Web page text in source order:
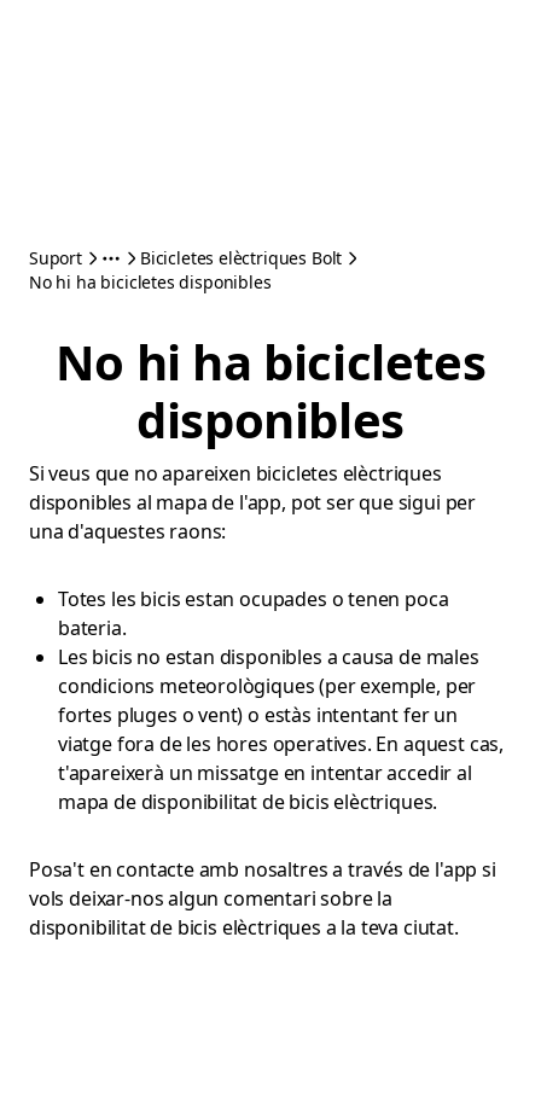
Suport
Bicicletes elèctriques Bolt
No hi ha bicicletes disponibles
No hi ha bicicletes
disponibles
Si veus que no apareixen bicicletes elèctriques
disponibles al mapa de l'app, pot ser que sigui per
una d'aquestes raons:
Totes les bicis estan ocupades o tenen poca
bateria.
Les bicis no estan disponibles a causa de males
condicions meteorològiques (per exemple, per
fortes pluges o vent) o estàs intentant fer un
viatge fora de les hores operatives. En aquest cas,
t'apareixerà un missatge en intentar accedir al
mapa de disponibilitat de bicis elèctriques.
Posa't en contacte amb nosaltres a través de l'app si
vols deixar-nos algun comentari sobre la
disponibilitat de bicis elèctriques a la teva ciutat.